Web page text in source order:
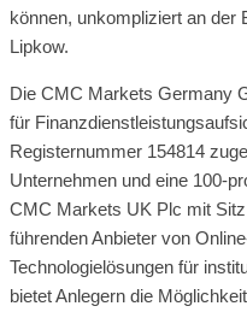
können, unkompliziert an der
Lipkow.
Die CMC Markets Germany
für
Registernummer 154814
Unternehmen und eine 100-
CMC Markets UK Plc mit
führenden Anbieter von
Technologielösungen für
bietet Anlegern die